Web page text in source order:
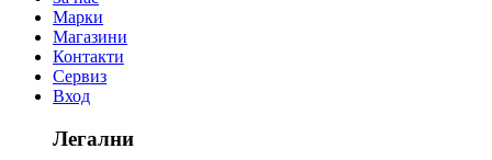
Марки
Магазини
Контакти
Сервиз
Вход
Легални